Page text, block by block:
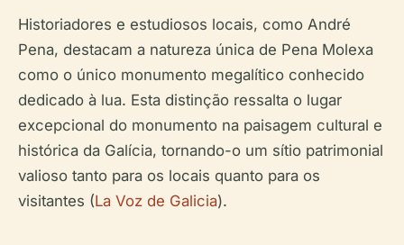
Historiadores e estudiosos locais, como André
Pena, destacam a natureza única de Pena Molexa
como o único monumento megalítico conhecido
dedicado à lua. Esta distinção ressalta o lugar
excepcional do monumento na paisagem cultural e
histórica da Galícia, tornando-o um sítio patrimonial
valioso tanto para os locais quanto para os
visitantes (La Voz de Galicia).